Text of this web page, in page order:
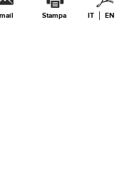
Stampa IT EN